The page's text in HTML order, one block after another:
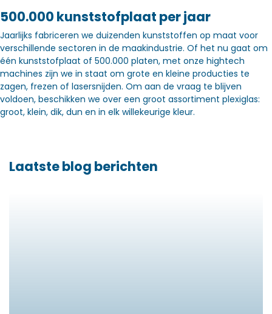
500.000 kunststofplaat per jaar
Jaarlijks fabriceren we duizenden kunststoffen op maat voor
verschillende sectoren in de maakindustrie. Of het nu gaat om
één kunststofplaat of 500.000 platen, met onze hightech
machines zijn we in staat om grote en kleine producties te
zagen, frezen of lasersnijden. Om aan de vraag te blijven
voldoen, beschikken we over een groot assortiment plexiglas:
groot, klein, dik, dun en in elk willekeurige kleur.
Laatste blog berichten